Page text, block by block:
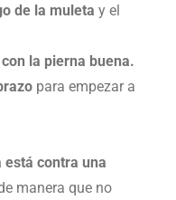
de la muleta y el
la pierna buena.
para empezar a
contra una
manera que no